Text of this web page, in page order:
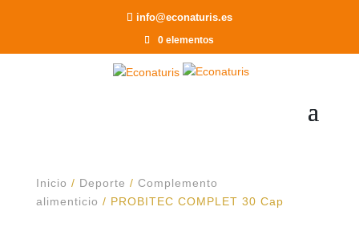
info@econaturis.es
0 elementos
Inicio / Deporte / Complemento
alimenticio / PROBITEC COMPLET 30 Cap